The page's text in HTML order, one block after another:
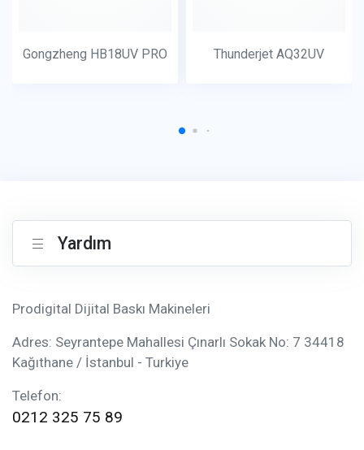
Gongzheng HB18UV PRO Thunderjet AQ32UV
Yardım
Prodigital Dijital Baskı Makineleri
Adres: Seyrantepe Mahallesi Çınarlı Sokak No: 7 34418
Kağıthane / İstanbul - Turkiye
Telefon:
0212 325 75 89